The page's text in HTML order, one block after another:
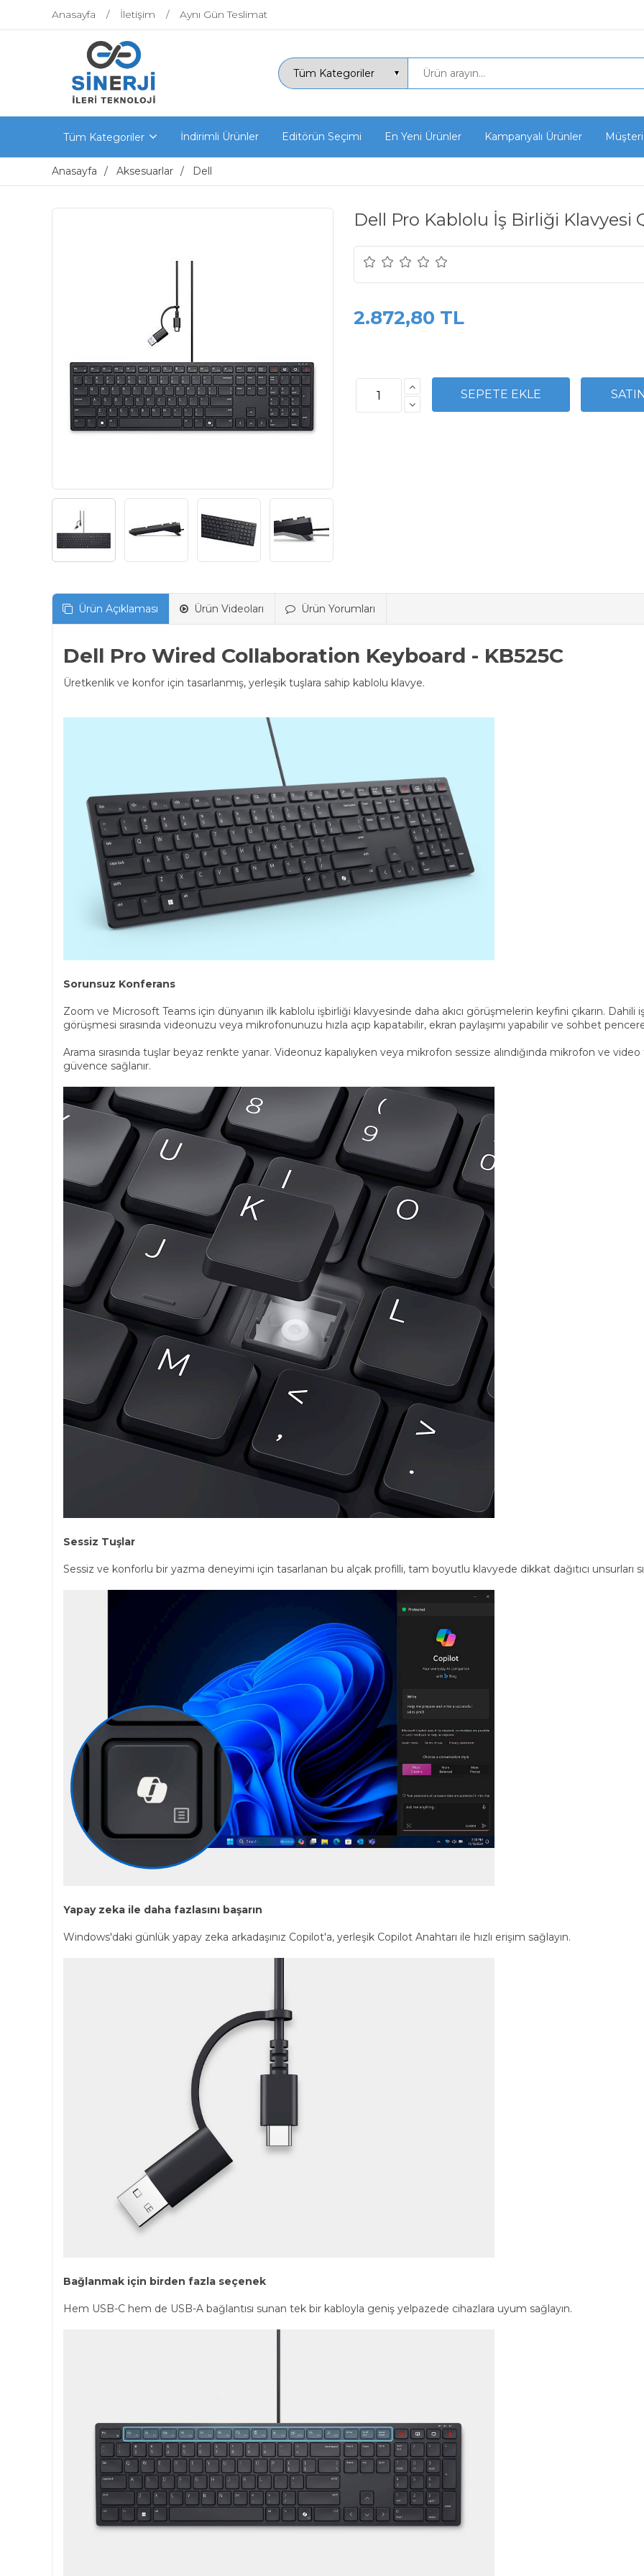
Anasayfa İletişim Aynı Gün Teslimat
Tüm Kategoriler İndirimli Ürünler Editörün Seçimi En Yeni Ürünler Kampanyalı Ürünler
Anasayfa Aksesuarlar Dell
Dell Pro Kablolu İş Birliği Klavyesi
2.872,80 TL
Ürün Açıklaması Ürün Videoları Ürün Yorumları
Dell Pro Wired Collaboration Keyboard - KB525C
Üretkenlik ve konfor için tasarlanmış, yerleşik tuşlara sahip kablolu klavye.
Sorunsuz Konferans
Zoom ve Microsoft Teams için dünyanın ilk kablolu işbirliği klavyesinde daha akıcı görüşmelerin keyfini çıkarın. Dahili
görüşmesi sırasında videonuzu veya mikrofonunuzu hızla açıp kapatabilir, ekran paylaşımı yapabilir ve sohbet
Arama sırasında tuşlar beyaz renkte yanar. Videonuz kapalıyken veya mikrofon sessize alındığında mikrofon ve video
güvence sağlanır.
Sessiz Tuşlar
Sessiz ve konforlu bir yazma deneyimi için tasarlanan bu alçak profilli, tam boyutlu klavyede dikkat dağıtıcı unsurları
Yapay zeka ile daha fazlasını başarın
Windows'daki günlük yapay zeka arkadaşınız Copilot'a, yerleşik Copilot Anahtarı ile hızlı erişim sağlayın.
Bağlanmak için birden fazla seçenek
Hem USB-C hem de USB-A bağlantısı sunan tek bir kabloyla geniş yelpazede cihazlara uyum sağlayın.